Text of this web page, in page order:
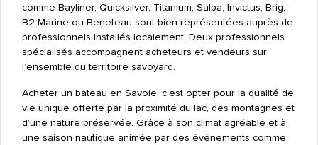
comme Bayliner, Quicksilver, Titanium, Salpa, Invictus, Brig,
B2 Marine ou Beneteau sont bien représentées auprès de
professionnels installés localement. Deux professionnels
spécialisés accompagnent acheteurs et vendeurs sur
l’ensemble du territoire savoyard.
Acheter un bateau en Savoie, c’est opter pour la qualité de
vie unique offerte par la proximité du lac, des montagnes et
d’une nature préservée. Grâce à son climat agréable et à
une saison nautique animée par des événements comme